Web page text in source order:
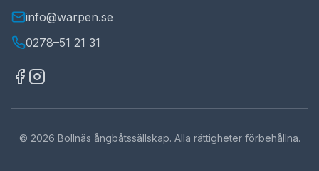
info@warpen.se
0278–51 21 31
© 2026 Bollnäs ångbåtssällskap. Alla rättigheter förbehållna.